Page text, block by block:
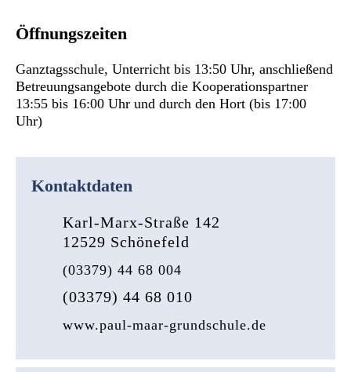
Öffnungszeiten
Ganztagsschule, Unterricht bis 13:50 Uhr, anschließend
Betreuungsangebote durch die Kooperationspartner
13:55 bis 16:00 Uhr und durch den Hort (bis 17:00
Uhr)
Kontaktdaten
Karl-Marx-Straße 142
12529 Schönefeld
(03379) 44 68 004
(03379) 44 68 010
www.paul-maar-grundschule.de